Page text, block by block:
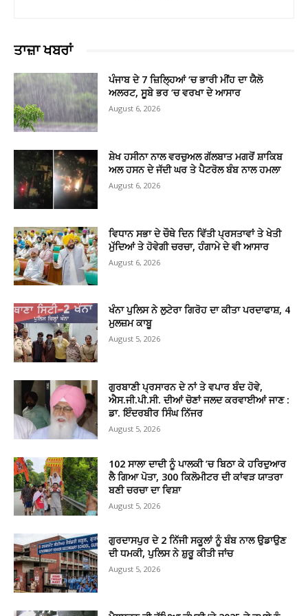
ਤਾਜ਼ਾ ਖਬਰਾਂ
ਪੰਜਾਬ ਦੇ 7 ਜ਼ਿਲ੍ਹਿਆਂ ‘ਚ ਭਾਰੀ ਮੀਂਹ ਦਾ ਯੈਲੋ
ਅਲਰਟ, ਸੂਬੇ ਭਰ ‘ਚ ਵਰਖਾ ਦੇ ਆਸਾਰ
August 6, 2026
ਸ਼ੇਖ ਹਸੀਨਾ ਨਾਲ ਵਰਚੁਅਲ ਗੱਲਬਾਤ ਮਗਰੋਂ ਸ਼ਾਕਿਬ
ਅਲ ਹਸਨ ਦੇ ਜੱਦੀ ਘਰ ਤੇ ਪੈਟਰੋਲ ਬੰਬ ਨਾਲ ਹਮਲਾ
August 6, 2026
ਵਿਧਾਨ ਸਭਾ ਦੇ ਚੌਥੇ ਦਿਨ ਵਿੱਤੀ ਪ੍ਰਸਤਾਵਾਂ ਤੇ ਖੇਤੀ
ਮੁੱਦਿਆਂ ਤੇ ਹੋਵੇਗੀ ਚਰਚਾ, ਹੰਗਾਮੇ ਦੇ ਵੀ ਆਸਾਰ
August 6, 2026
ਖੰਨਾ ਪੁਲਿਸ ਨੇ ਲੁਟੇਰਾ ਗਿਰੋਹ ਦਾ ਕੀਤਾ ਪਰਦਾਫਾਸ਼, 4
ਮੁਲਜ਼ਮ ਕਾਬੂ
August 5, 2026
ਗੁਰਬਾਣੀ ਪ੍ਰਸਾਰਨ ਦੇ ਨਾਂ ਤੇ ਵਪਾਰ ਬੰਦ ਹੋਵੇ,
ਐਸ.ਜੀ.ਪੀ.ਸੀ. ਦੀਆਂ ਚੋਣਾਂ ਜਲਦ ਕਰਵਾਈਆਂ ਜਾਣ :
ਡਾ. ਇੰਦਰਬੀਰ ਸਿੰਘ ਨਿੱਜਰ
August 5, 2026
102 ਸਾਲਾ ਦਾਦੀ ਨੂੰ ਪਾਲਕੀ ’ਚ ਬਿਠਾ ਕੇ ਹਰਿਦੁਆਰ
ਲੈ ਗਿਆ ਪੋਤਾ, 300 ਕਿਲੋਮੀਟਰ ਦੀ ਕਾਂਵੜ ਯਾਤਰਾ
ਬਣੀ ਚਰਚਾ ਦਾ ਵਿਸ਼ਾ
August 5, 2026
ਗੁਰਦਾਸਪੁਰ ਦੇ 2 ਨਿੱਜੀ ਸਕੂਲਾਂ ਨੂੰ ਬੰਬ ਨਾਲ ਉਡਾਉਣ
ਦੀ ਧਮਕੀ, ਪੁਲਿਸ ਨੇ ਸ਼ੁਰੂ ਕੀਤੀ ਜਾਂਚ
August 5, 2026